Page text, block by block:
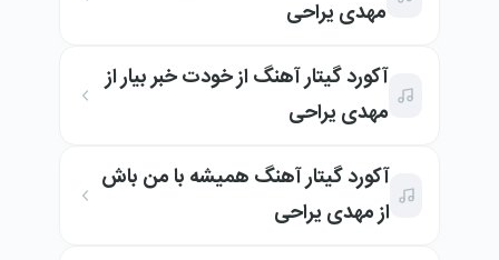
مهدی یراحی
آکورد گیتار آهنگ از خودت خبر بیار از
مهدی یراحی
آکورد گیتار آهنگ همیشه با من باش
از مهدی یراحی